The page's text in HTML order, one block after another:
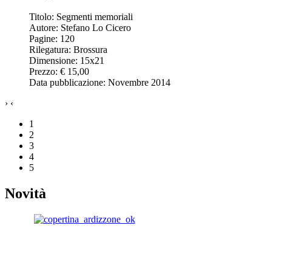
Titolo: Segmenti memoriali
Autore: Stefano Lo Cicero
Pagine: 120
Rilegatura: Brossura
Dimensione: 15x21
Prezzo: € 15,00
Data pubblicazione: Novembre 2014
› ‹
1
2
3
4
5
Novità